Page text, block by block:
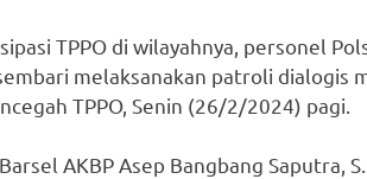
TPPO di wilayahnya, personel
melaksanakan patroli dialogis
TPPO, Senin (26/2/2024) pagi.
AKBP Asep Bangbang Saputra,